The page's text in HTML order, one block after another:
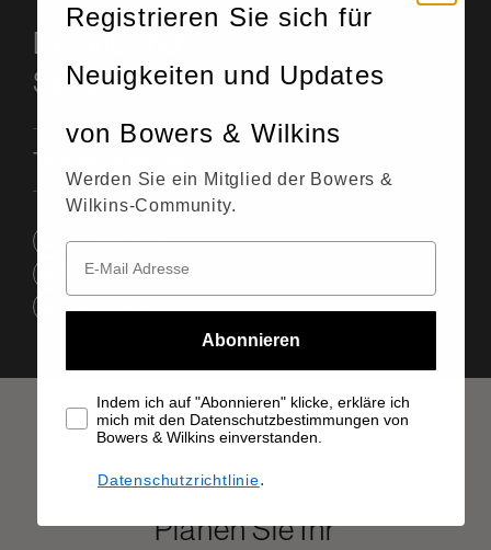
Details und
Spezifikationen
Handbücher
Infoblatt
Zeichnung
Technical details
Planen Sie Ihr
Registrieren Sie sich für
Neuigkeiten und Updates
von Bowers & Wilkins
Werden Sie ein Mitglied der Bowers &
Wilkins-Community.
Abonnieren
Indem ich auf "Abonnieren" klicke, erkläre ich
mich mit den Datenschutzbestimmungen von
Bowers & Wilkins einverstanden.
Datenschutzrichtlinie.